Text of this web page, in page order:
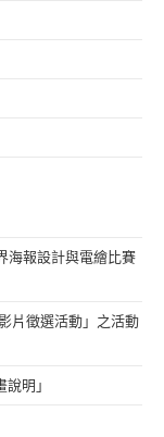
海報設計與電繪比賽
片徵選活動」之活動
明」